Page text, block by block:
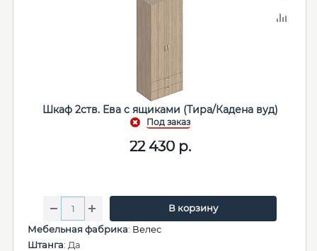
Шкаф 2ств. Ева с ящиками (Тира/Кадена вуд)
22 430р.
В корзину
Мебельная фабрика: Велес
Штанга: Да